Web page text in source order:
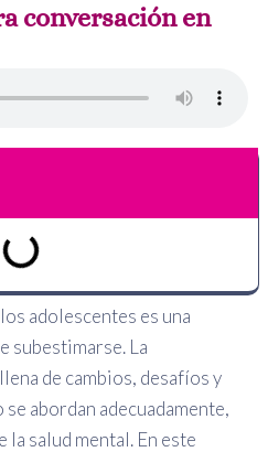
conversación en
adolescentes es una
subestimarse. La
de cambios, desafíos y
abordan adecuadamente,
la salud mental. En este